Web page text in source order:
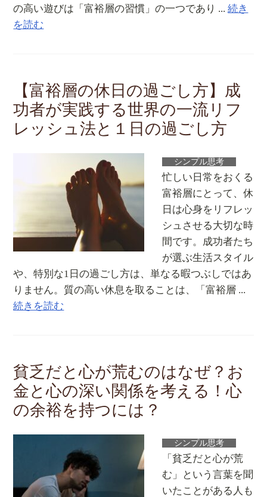
の高い遊びは「富裕層の習慣」の一つであり ...続き
を読む
【富裕層の休日の過ごし方】成
功者が実践する世界の一流リフ
レッシュ法と１日の過ごし方
シンプル思考
忙しい日常をおくる
富裕層にとって、休
日は心身をリフレッ
シュさせる大切な時
間です。成功者たち
が選ぶ生活スタイル
や、特別な1日の過ごし方は、単なる暇つぶしではあ
りません。質の高い休息を取ることは、「富裕層 ...
続きを読む
貧乏だと心が荒むのはなぜ？お
金と心の深い関係を考える！心
の余裕を持つには？
シンプル思考
「貧乏だと心が荒
む」という言葉を聞
いたことがある人も